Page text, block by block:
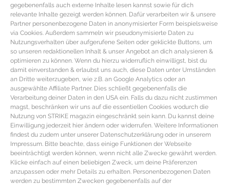
gegebenenfalls auch externe Inhalte lesen kannst sowie für dich
relevante Inhalte gezeigt werden können. Dafür verarbeiten wir & unsere
Partner personenbezogene Daten in anonymisierter Form beispielsweise
via Cookies. Außerdem sammeln wir pseudonymisierte Daten zu
Nutzungsverhalten über aufgerufene Seiten oder geklickte Buttons, um
so unseren redaktionellen Inhalt & unser Angebot an dich analysieren &
optimieren zu können. Wenn du hierzu widerruflich einwilligst, bist du
damit einverstanden & erlaubst uns auch, diese Daten unter Umständen
an Dritte weiterzugeben, wie z.B. an Google Analytics oder an
ausgewählte Affiliate Partner. Dies schließt gegebenenfalls die
Verarbeitung deiner Daten in den USA ein. Falls du dazu nicht zustimmen
magst, beschränken wir uns auf die essentiellen Cookies wodurch die
Nutzung von STRIKE magazin eingeschränkt sein kann. Du kannst deine
Einwilligung jederzeit hier ändern oder widerrufen. Weitere Informationen
findest du zudem unter unserer Datenschutzerklärung oder in unserem
Impressum. Bitte beachte, dass einige Funktionen der Webseite
beeinträchtigt werden können, wenn nicht alle Zwecke gewährt werden.
Klicke einfach auf einen beliebigen Zweck, um deine Präferenzen
anzupassen oder mehr Details zu erhalten. Personenbezogenen Daten
werden zu bestimmten Zwecken gegebenenfalls auf der
das eigene Wohlbefinden steigert.
Superfood Ginseng – Anwendung & Verzehrtipps
Ginseng ist heute als Pulver, Kapsel, als Tee oder Extrakt erhältlich. Bei allen
gilt es auf die Zusatzstoffe zu achten. Je weniger Zusatz- und Farbstoffe,
desto hochwertiger das Produkt. Die empfohlene Dosis an Ginseng hängt von
den eigenen Bedürfnissen ab und kann vorab mit einem Arzt oder
Pflanzenheilkundler abgesprochen werden. Meist empfiehlt es sich mit einer
geringen Dosis zu beginnen. Kinder sollten Ginseng übrigens nicht
einnehmen. Für die Herstellung des gesunden Ginseng-Tees kann die Wurzel
in kleine Scheiben und anschließend mit heißem Wasser übergossen
werden. In getrockneter Form kann die Wurzel aber auch gegessen werden.
Leichter verdaulich wird sie nachdem sie gekocht wurde.